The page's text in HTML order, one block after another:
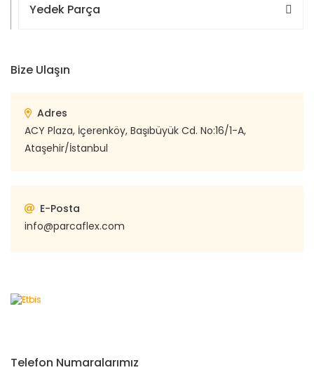
Yedek Parça
Bize Ulaşın
Adres
ACY Plaza, İçerenköy, Başıbüyük Cd. No:16/1-A,
Ataşehir/İstanbul
E-Posta
info@parcaflex.com
Telefon Numaralarımız